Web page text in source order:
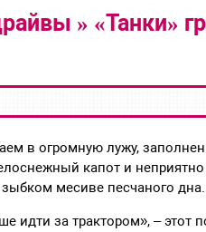
» «Танки»
в огромную лужу,
капот и
месиве песчаного
идти за трактором», – этот